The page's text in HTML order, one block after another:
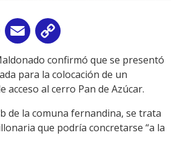
WhatsApp
Email
Link
confirmó que se presentó
para la colocación de un
acceso al cerro Pan de Azúcar.
de la comuna fernandina, se trata
que podría concretarse “a la